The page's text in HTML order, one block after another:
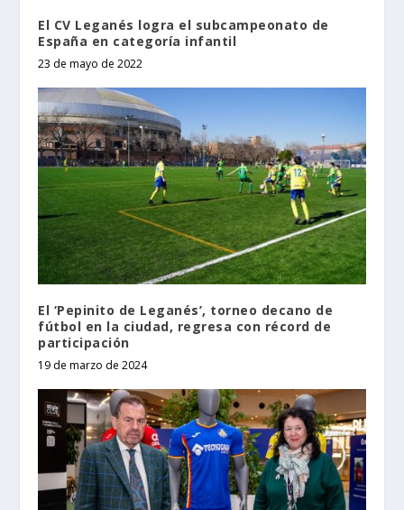
El CV Leganés logra el subcampeonato de
España en categoría infantil
23 de mayo de 2022
El ‘Pepinito de Leganés’, torneo decano de
fútbol en la ciudad, regresa con récord de
participación
19 de marzo de 2024